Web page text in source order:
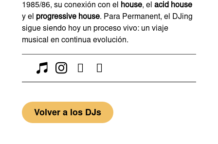
1985/86, su conexión con el
house, el acid house
y el progressive house. Para Permanent, el DJing
sigue siendo hoy un proceso vivo: un viaje
musical en continua evolución.
   
Volver a los DJs